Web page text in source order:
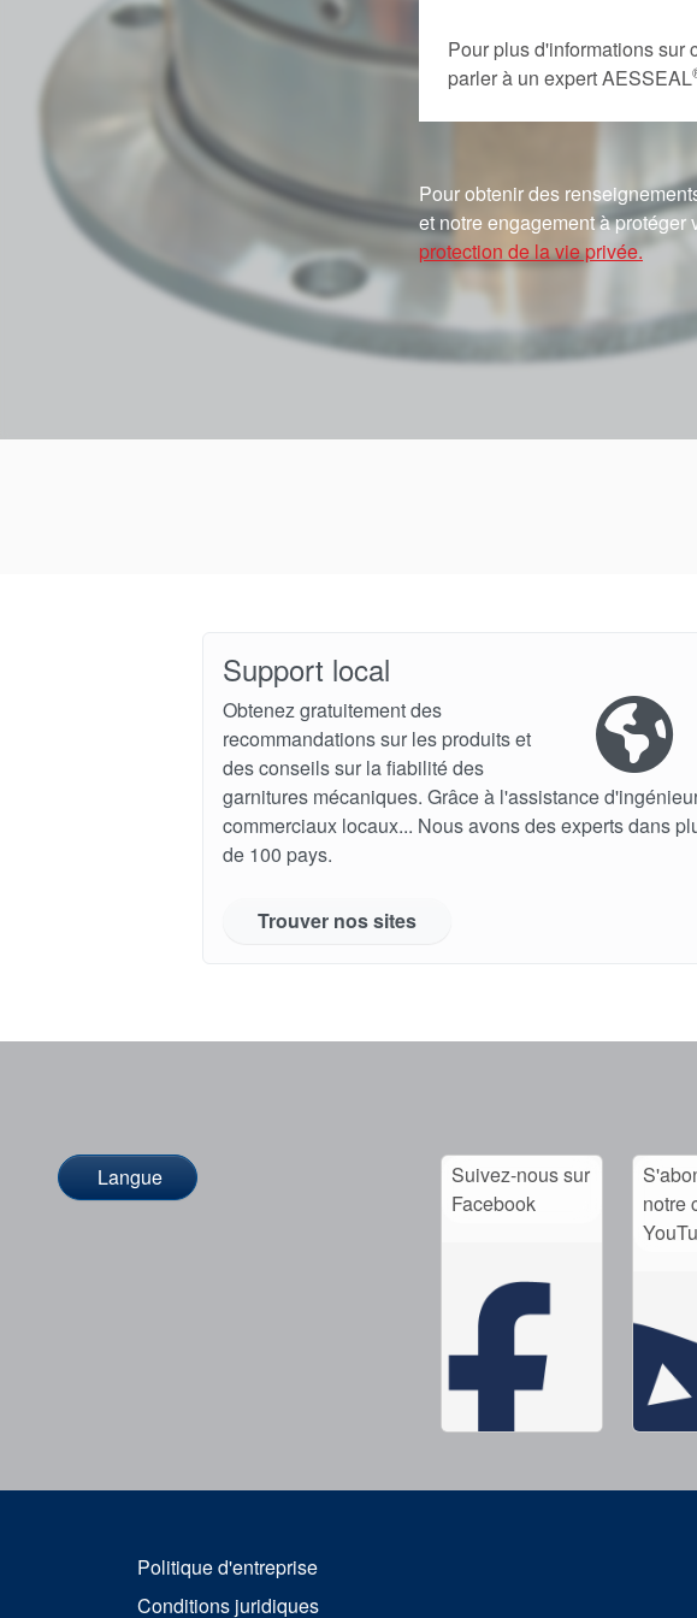
Pour plus d'informations sur
parler à un expert AESSEAL
Pour obtenir des
et notre engagement à
protection de la vie privée.
Support local
Obtenez gratuitement des
recommandations sur les produits et
des conseils sur la fiabilité des
garnitures mécaniques. Grâce à l'assistance
commerciaux locaux... Nous avons des experts dans
de 100 pays.
Trouver nos sites
Langue
Suivez-nous sur
Facebook
notre
Politique d'entreprise
Conditions juridiques